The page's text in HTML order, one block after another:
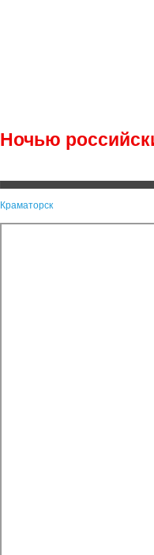
Ночью
Краматорск